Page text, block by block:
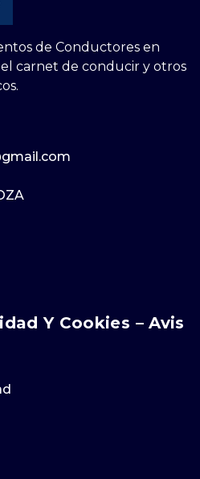
de Conductores en
carnet de conducir y otros
Y Cookies – Avis